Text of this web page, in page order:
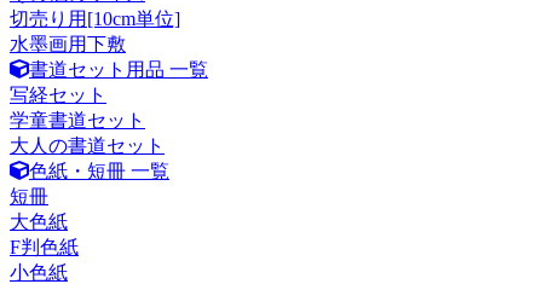
切売り用[10cm単位]
水墨画用下敷
書道セット用品 一覧
写経セット
学童書道セット
大人の書道セット
色紙・短冊 一覧
短冊
大色紙
F判色紙
小色紙